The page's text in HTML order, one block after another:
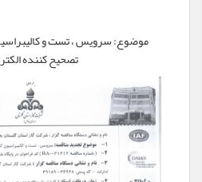
موضوع: سرویس ، تست و
تصحیح کننده